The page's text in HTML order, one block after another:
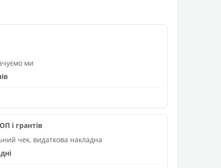
ми
і грантів
чек, видаткова накладна